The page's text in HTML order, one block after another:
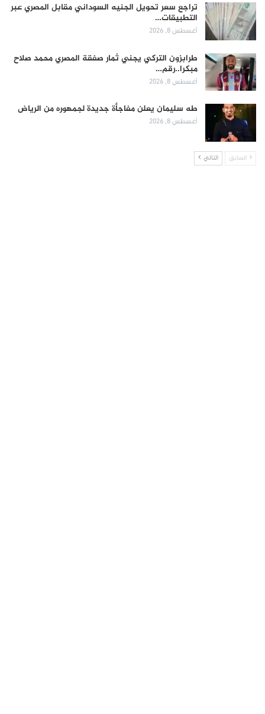
تراجع سعر تحويل الجنيه السوداني مقابل المصري عبر
التطبيقات…
أغسطس 8, 2026
طرابزون التركي يجني ثمار صفقة المصري محمد صلاح
مبكرا..رقم…
أغسطس 8, 2026
طه سليمان يعلن مفاجأة جديدة لجمهوره من الرياض
أغسطس 8, 2026
السابق التالي